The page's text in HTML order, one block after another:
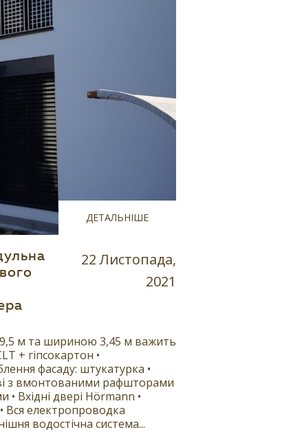
ДЕТАЛЬНІШЕ
22 Листопада,
2021
м та шириною 3,45 м важить
+ гіпсокартон •
фасаду: штукатурка •
з вмонтованими рафшторами
Вхідні двері Hörmann •
Вся електропроводка
водостічна система...